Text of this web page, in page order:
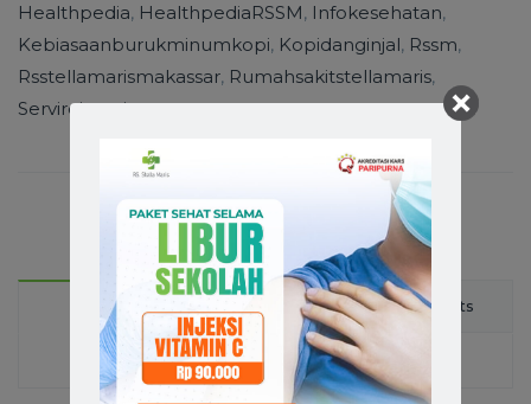
Healthpedia, HealthpediaRSSM, Infokesehatan,
Kebiasaanburukminumkopi, Kopidanginjal, Rssm,
Rsstellamarismakassar, Rumahsakitstellamaris,
Servireincaritate
Popular Comments